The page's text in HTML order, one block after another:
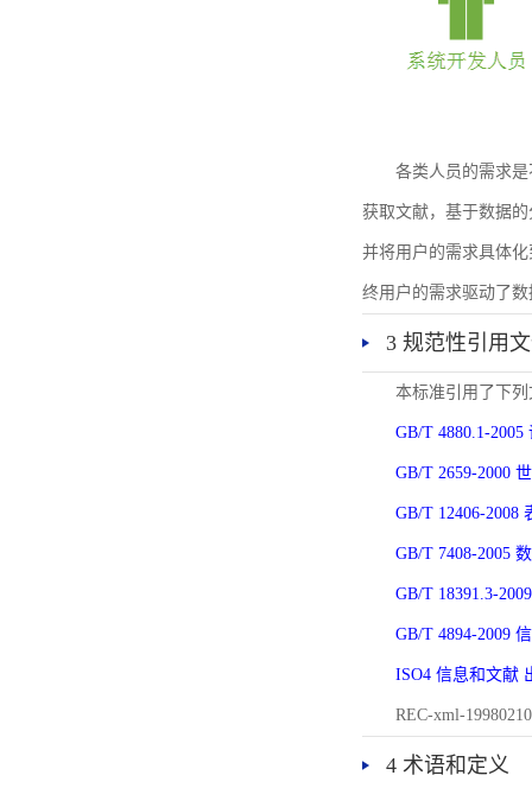
各类人员的需求
获取文献，基于数据
并将用户的需求具体
终用户的需求驱动了
3 规范性引用
本标准引用了下
GB/T 4880.1-
GB/T 2659-2000
GB/T 12406-2008
GB/T 7408-2005
GB/T 18391.3-
GB/T 4894-2009
ISO4 信息和文献
REC-xml-
4 术语和定义